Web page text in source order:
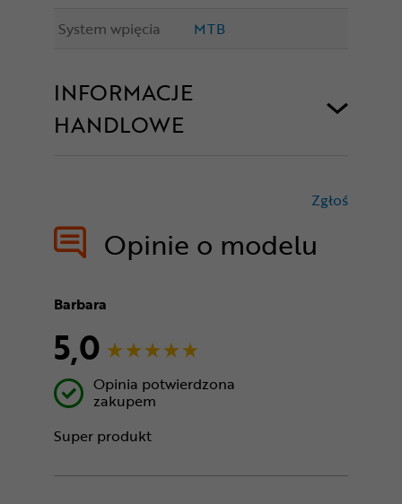
System wpięcia
MTB
INFORMACJE
HANDLOWE
Opinie o modelu
Zgłoś
Barbara
5,0
Opinia potwierdzona
zakupem
Super produkt